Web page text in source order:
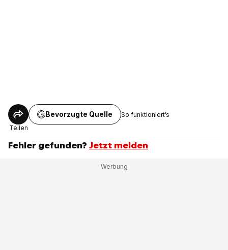
Teilen
Bevorzugte Quelle So funktioniert’s
Fehler gefunden? Jetzt melden